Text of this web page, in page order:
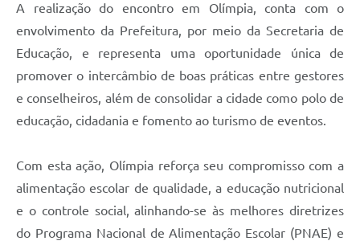
A realização do encontro em Olímpia, conta com o
envolvimento da Prefeitura, por meio da Secretaria de
Educação, e representa uma oportunidade única de
promover o intercâmbio de boas práticas entre gestores
e conselheiros, além de consolidar a cidade como polo de
educação, cidadania e fomento ao turismo de eventos.
Com esta ação, Olímpia reforça seu compromisso com a
alimentação escolar de qualidade, a educação nutricional
e o controle social, alinhando-se às melhores diretrizes
do Programa Nacional de Alimentação Escolar (PNAE) e